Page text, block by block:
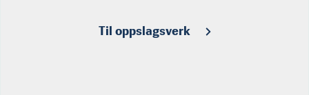
Til oppslagsverk